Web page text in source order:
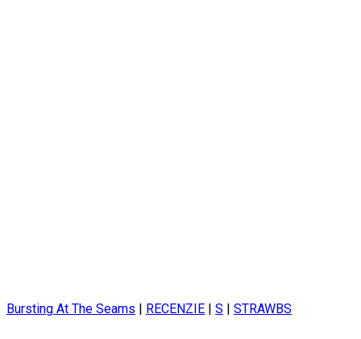
Bursting At The Seams | RECENZIE | S | STRAWBS